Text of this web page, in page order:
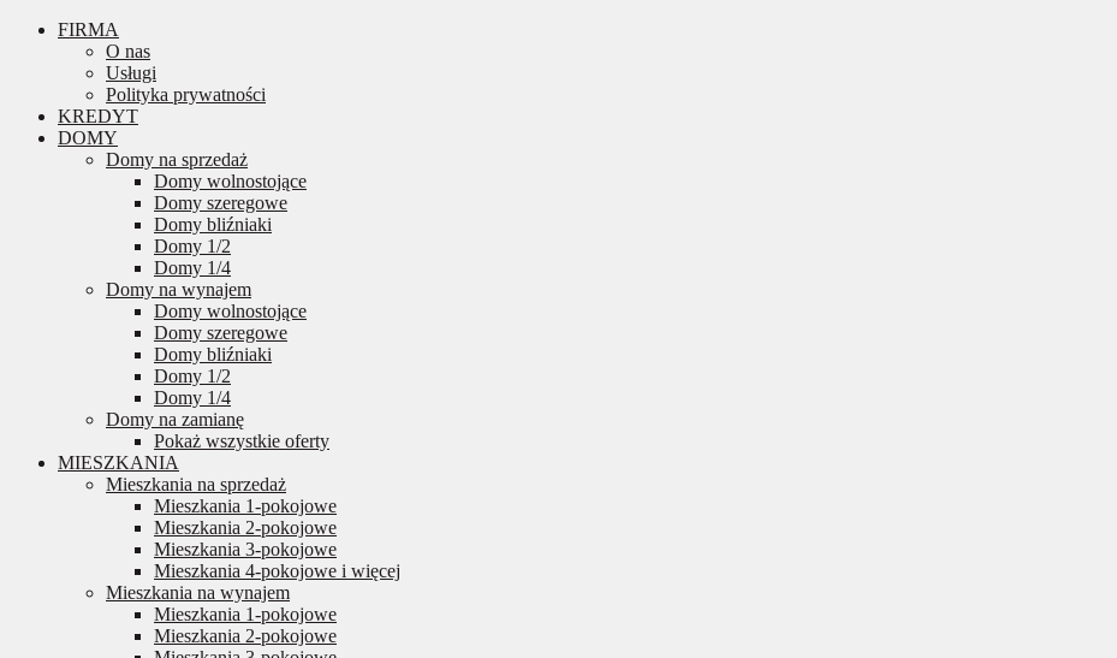
FIRMA
O nas
Usługi
Polityka prywatności
KREDYT
DOMY
Domy na sprzedaż
Domy wolnostojące
Domy szeregowe
Domy bliźniaki
Domy 1/2
Domy 1/4
Domy na wynajem
Domy wolnostojące
Domy szeregowe
Domy bliźniaki
Domy 1/2
Domy 1/4
Domy na zamianę
Pokaż wszystkie oferty
MIESZKANIA
Mieszkania na sprzedaż
Mieszkania 1-pokojowe
Mieszkania 2-pokojowe
Mieszkania 3-pokojowe
Mieszkania 4-pokojowe i więcej
Mieszkania na wynajem
Mieszkania 1-pokojowe
Mieszkania 2-pokojowe